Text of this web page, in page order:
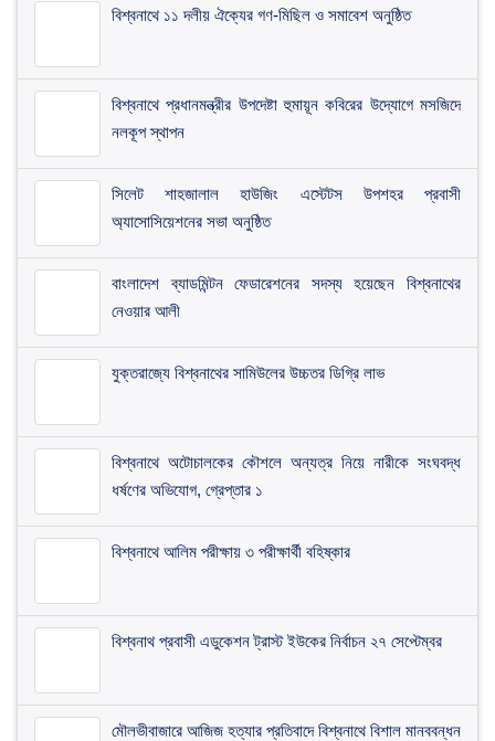
বিশ্বনাথে ১১ দলীয় ঐক্যের গণ-মিছিল ও সমাবেশ অনুষ্ঠিত
বিশ্বনাথে প্রধানমন্ত্রীর উপদেষ্টা হুমায়ূন কবিরের উদ্যোগে মসজিদে
নলকূপ স্থাপন
সিলেট শাহজালাল হাউজিং এস্টেটস উপশহর প্রবাসী
অ্যাসোসিয়েশনের সভা অনুষ্ঠিত
​বাংলাদেশ ব্যাডমিন্টন ফেডারেশনের সদস্য হয়েছেন বিশ্বনাথের
নেওয়ার আলী
যুক্তরাজ্যে বিশ্বনাথের সামিউলের উচ্চতর ডিগ্রি লাভ
বিশ্বনাথে অটোচালকের কৌশলে অন্যত্র নিয়ে নারীকে সংঘবদ্ধ
ধর্ষণের অভিযোগ, গ্রেপ্তার ১
বিশ্বনাথে আলিম পরীক্ষায় ৩ পরীক্ষার্থী বহিষ্কার
বিশ্বনাথ প্রবাসী এডুকেশন ট্রাস্ট ইউকের নির্বাচন ২৭ সেপ্টেম্বর
মৌলভীবাজারে আজিজ হত্যার প্রতিবাদে বিশ্বনাথে বিশাল মানববন্ধন